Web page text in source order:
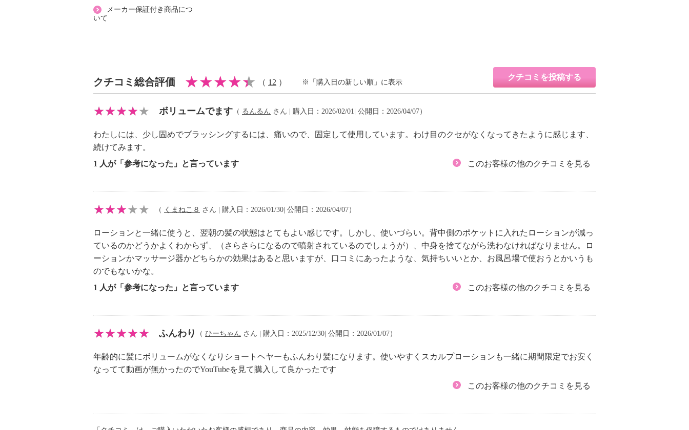
・充電ケーブル：ＰＶＣ
・充電ケーブル：約 ５０ｃｍ
・ダストカバー：約 直径８ｃｍ
・収納袋：約 ２４．５×１２．５ｃｍ
・本体：２６０ｇ
・充電ケーブル：１６ｇ
・ダストカバー：１６ｇ
【電源】
・内蔵バッテリー：リチウムイオン蓄電池 ３．７Ｖ １６
・定格：ＤＣ５Ｖ、１Ａ
【商品仕様詳細】
・貯液タンクには、水または「キュアフォルテ スカルプ＆
ヘアローション」が使用可能
【メンテナンス】
【使用上の注意】
※詳細は同梱書類参照
・取扱説明書（保証書付）、ご使用方法
【保証（有無）、保証期間】
【原産国（地）】
・中国製
メーカー保証付き商品につ
いて
クチコミ総合評価 （ 12 ）
クチコミを投稿する
※「購入日の新しい順」に表示
ボリュームでます （ るんるん さん | 購入日：2026/02/01| 公開日：2026/04/07）
わたしには、少し固めでブラッシングするには、痛いので、固定して使用しています。わけ目のクセがなくなってきたように感じます、
続けてみます。
1 人が「参考になった」と言っています
このお客様の他のクチコミを見る
（ くまねこ８ さん | 購入日：2026/01/30| 公開日：2026/04/07）
ローションと一緒に使うと、翌朝の髪の状態はとてもよい感じです。しかし、使いづらい。背中側のポケットに入れたローションが減っ
ているのかどうかよくわからず、（さらさらになるので噴射されているのでしょうが）、中身を捨てながら洗わなければなりません。ロ
ーションかマッサージ器かどちらかの効果はあると思いますが、口コミにあったような、気持ちいいとか、お風呂場で使おうとかいうも
のでもないかな。
1 人が「参考になった」と言っています
このお客様の他のクチコミを見る
ふんわり （ ひーちゃん さん | 購入日：2025/12/30| 公開日：2026/01/07）
年齢的に髪にボリュームがなくなりショートヘヤーもふんわり髪になります。使いやすくスカルプローションも一緒に期間限定でお安く
なってて動画が無かったのでYouTubeを見て購入して良かったです
このお客様の他のクチコミを見る